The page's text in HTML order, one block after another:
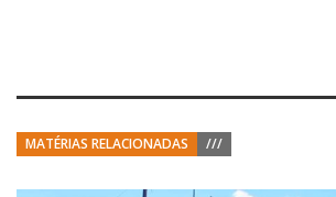
MATÉRIAS RELACIONADAS ///